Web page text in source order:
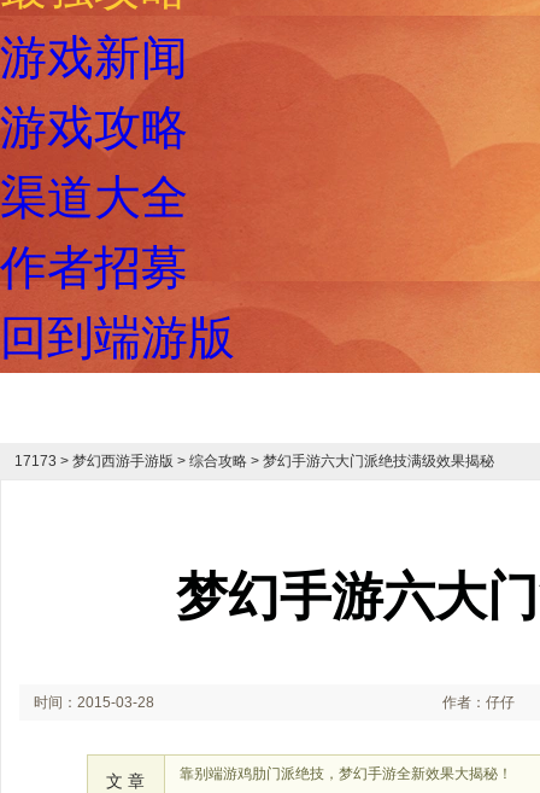
游戏新闻
游戏攻略
渠道大全
作者招募
回到端游版
17173 > 梦幻西游手游版 > 综合攻略 > 梦幻手游六大门派绝技满级效果揭秘
梦幻手游六大
时间：2015-03-28 作者：仔仔
文 章
靠别端游鸡肋门派绝技，梦幻手游全新效果大揭秘！